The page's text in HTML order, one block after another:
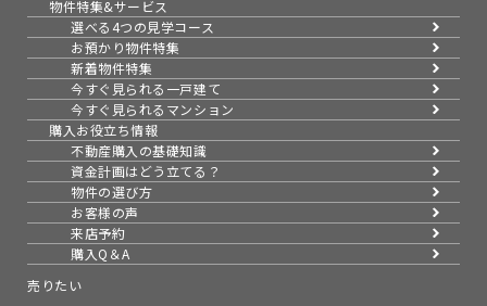
物件特集&サービス
選べる4つの見学コース
お預かり物件特集
新着物件特集
今すぐ見られる一戸建て
今すぐ見られるマンション
購入お役立ち情報
不動産購入の基礎知識
資金計画はどう立てる？
物件の選び方
お客様の声
来店予約
購入Q＆A
売りたい